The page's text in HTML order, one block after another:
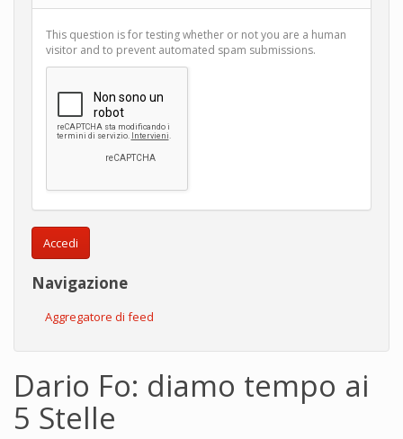
This question is for testing whether or not you are a human
visitor and to prevent automated spam submissions.
Accedi
Navigazione
Aggregatore di feed
Dario Fo: diamo tempo ai
5 Stelle